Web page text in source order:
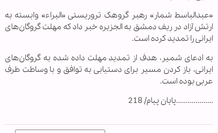
«عبدالباسط شمار» رهبر گروهک تروریستی «البراء» وابسته به
ارتش آزاد در ریف دمشق به الجزیره خبر داد که مهلت گروگان‌های
ایرانی را تمدید کرده است.
به ادعای شمیر، هدف از تمدید مهلت داده شده به گروگان‌های
ایرانی، باز کردن مسیر برای دستیابی به توافق و با وساطت طرف
عربی بوده است.
...................پایان پیام/ 218